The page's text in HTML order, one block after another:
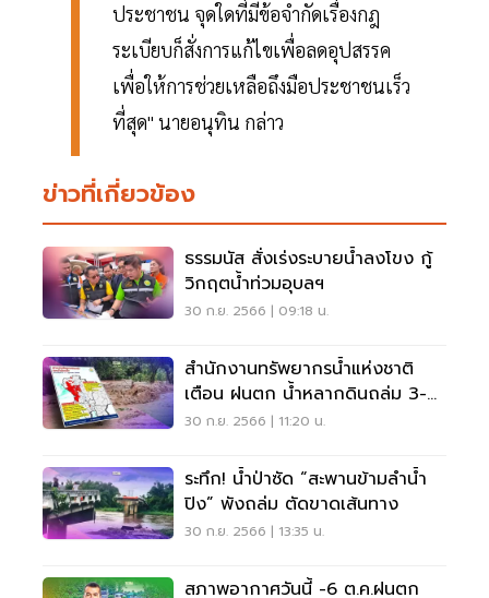
ประชาชน จุดใดที่มีข้อจำกัดเรื่องกฎ
ระเบียบก็สั่งการแก้ไขเพื่อลดอุปสรรค
เพื่อให้การช่วยเหลือถึงมือประชาชนเร็ว
ที่สุด" นายอนุทิน กล่าว
ข่าวที่เกี่ยวข้อง
ธรรมนัส สั่งเร่งระบายน้ำลงโขง กู้
วิกฤตน้ำท่วมอุบลฯ
30 ก.ย. 2566 | 09:18 น.
สำนักงานทรัพยากรน้ำแห่งชาติ
เตือน ฝนตก น้ำหลากดินถล่ม 3-7
ต.ค. 66
30 ก.ย. 2566 | 11:20 น.
ระทึก! น้ำป่าซัด “สะพานข้ามลำน้ำ
ปิง” พังถล่ม ตัดขาดเส้นทาง
30 ก.ย. 2566 | 13:35 น.
สภาพอากาศวันนี้ -6 ต.ค.ฝนตก